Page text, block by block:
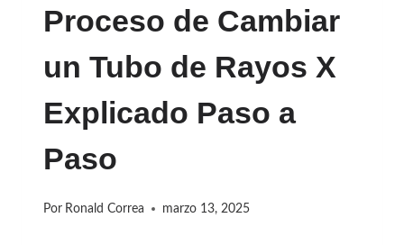
TOMÓGRAFO
GUÍA
RESPUESTAS
RÁPIDAS
EFECTIVAS
Proceso de Cambiar
un Tubo de Rayos X
Explicado Paso a
Paso
Por Ronald Correa marzo 13, 2025